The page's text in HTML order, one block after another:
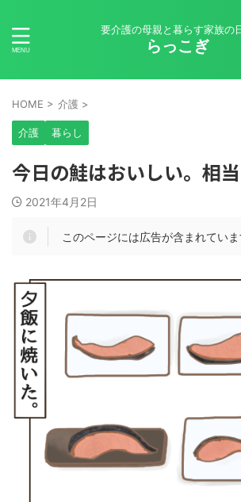
要介護の母親と暮らす家族の
らっこぎ
HOME > 介護 >
介護 暮らし
今日の鮭はおいしい。相
2021年4月2日
このページには広告が含まれていま